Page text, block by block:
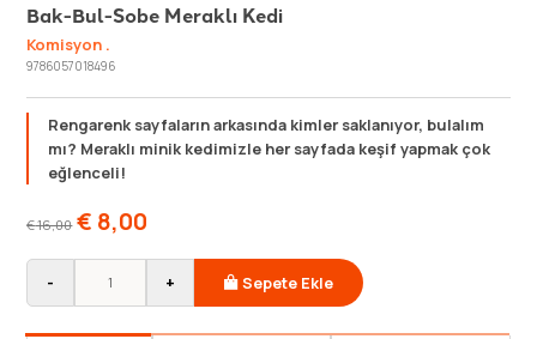
Bak-Bul-Sobe Meraklı Kedi
Komisyon .
9786057018496
Rengarenk sayfaların arkasında kimler saklanıyor, bulalım
mı? Meraklı minik kedimizle her sayfada keşif yapmak çok
eğlenceli!
€16,00 € 8,00
- + Sepete Ekle